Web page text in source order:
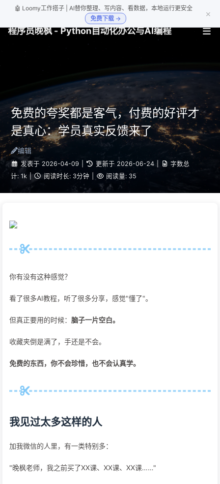
🤖 Loomy工作搭子 | AI替你整理、写内容、看数据，本地运行更安全
免费下载 →
×
程序员晚枫 - Python自动化办公与AI编程
免费的夸奖都是客气，付费的好评才
是真心：学员真实反馈来了
编辑
发表于 2026-04-09 更新于 2026-06-24
字数总
计: 1k | 阅读时长: 3分钟 阅读量: 35
你有没有这种感觉？
看了很多AI教程，听了很多分享，感觉"懂了"。
但真正要用的时候： 脑子一片空白。
收藏夹倒是满了，手还是不会。
免费的东西，你不会珍惜，也不会认真学。
我见过太多这样的人
加我微信的人里，有一类特别多：
"晚枫老师，我之前买了XX课、XX课、XX课……"